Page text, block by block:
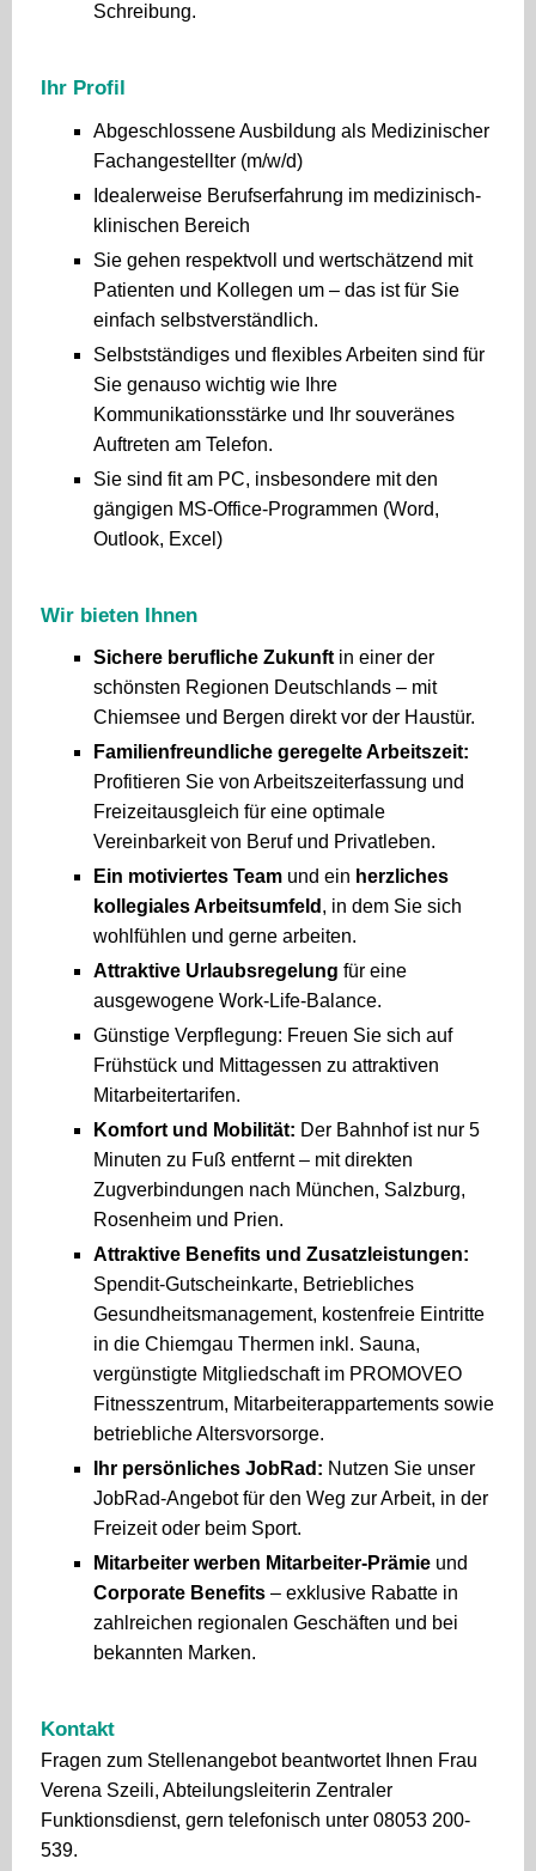
Schreibung.
Ihr Profil
Abgeschlossene Ausbildung als Medizinischer
Fachangestellter (m/w/d)
Idealerweise Berufserfahrung im medizinisch-
klinischen Bereich
Sie gehen respektvoll und wertschätzend mit
Patienten und Kollegen um – das ist für Sie
einfach selbstverständlich.
Selbstständiges und flexibles Arbeiten sind für
Sie genauso wichtig wie Ihre
Kommunikationsstärke und Ihr souveränes
Auftreten am Telefon.
Sie sind fit am PC, insbesondere mit den
gängigen MS-Office-Programmen (Word,
Outlook, Excel)
Wir bieten Ihnen
Sichere berufliche Zukunftin einer der
schönsten Regionen Deutschlands – mit
Chiemsee und Bergen direkt vor der Haustür.
Familienfreundliche geregelte Arbeitszeit:
Profitieren Sie von Arbeitszeiterfassung und
Freizeitausgleich für eine optimale
Vereinbarkeit von Beruf und Privatleben.
Ein motiviertes Teamund ein herzliches
kollegiales Arbeitsumfeld , in dem Sie sich
wohlfühlen und gerne arbeiten.
Attraktive Urlaubsregelung für eine
ausgewogene Work-Life-Balance.
Günstige Verpflegung: Freuen Sie sich auf
Frühstück und Mittagessen zu attraktiven
Mitarbeitertarifen.
Komfort und Mobilität: Der Bahnhof ist nur 5
Minuten zu Fuß entfernt – mit direkten
Zugverbindungen nach München, Salzburg,
Rosenheim und Prien.
Attraktive Benefits und Zusatzleistungen:
Spendit-Gutscheinkarte, Betriebliches
Gesundheitsmanagement, kostenfreie Eintritte
in die Chiemgau Thermen inkl. Sauna,
vergünstigte Mitgliedschaft im PROMOVEO
Fitnesszentrum, Mitarbeiterappartements sowie
betriebliche Altersvorsorge.
Ihr persönliches JobRad: Nutzen Sie unser
JobRad-Angebot für den Weg zur Arbeit, in der
Freizeit oder beim Sport.
Mitarbeiter werben Mitarbeiter-Prämieund
Corporate Benefits– exklusive Rabatte in
zahlreichen regionalen Geschäften und bei
bekannten Marken.
Kontakt
Fragen zum Stellenangebot beantwortet Ihnen Frau
Verena Szeili, Abteilungsleiterin Zentraler
Funktionsdienst, gern telefonisch unter 08053 200-
539.